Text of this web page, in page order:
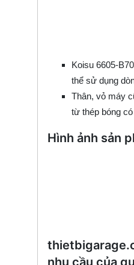
Koisu 6605-
thể sử dụng
Thân, vỏ máy
từ thép bóng
Hình ảnh sản
nhu cầu của